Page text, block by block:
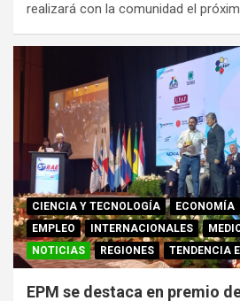
realizará con la comunidad el
CIENCIA Y TECNOLOGÍA ECONOMÍA
EMPLEO
INTERNACIONALES
NOTICIAS
REGIONES TENDENCIA
EPM se destaca en premio